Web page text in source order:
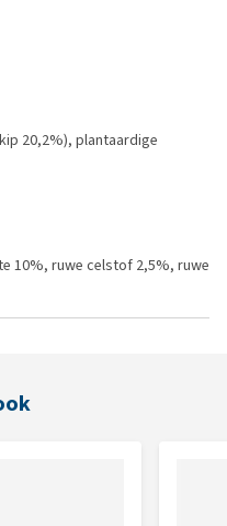
20,2%), plantaardige
10%, ruwe celstof 2,5%, ruwe